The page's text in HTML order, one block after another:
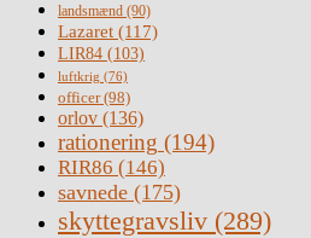
landsmænd (90)
Lazaret (117)
LIR84 (103)
luftkrig (76)
officer(98)
orlov (136)
rationering (194)
RIR86 (146)
savnede (175)
skyttegravsliv (289)